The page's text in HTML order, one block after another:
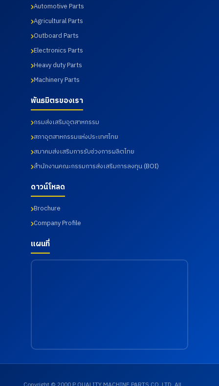
Automotive Parts
Agricultural Parts
Outboard Parts
Electronics Parts
Heavy duty Parts
Machinery Parts
พันธมิตรของเรา
กรมส่งเสริมอุตสาหกรรม
สภาอุตสาหกรรมแห่งประเทศไทย
สมาคมส่งเสริมการรับช่วงการผลิตไทย
สำนักงานคณะกรรมการส่งเสริมการลงทุน (BOI)
ดาวน์โหลด
Brochure
Company Profile
แผนที่